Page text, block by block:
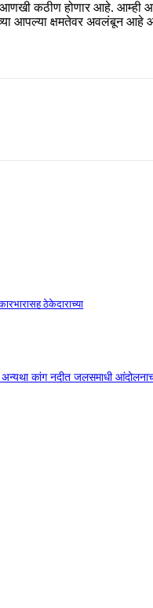
कठीण होणार आहे. आम्ही
आपल्या क्षमतेवर अवलंबून
ठेकेदाराच्या
कांग नदीत जलसमाधी